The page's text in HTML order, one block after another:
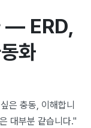
— ERD,
화
은 충동, 이해합니
대부분 같습니다."